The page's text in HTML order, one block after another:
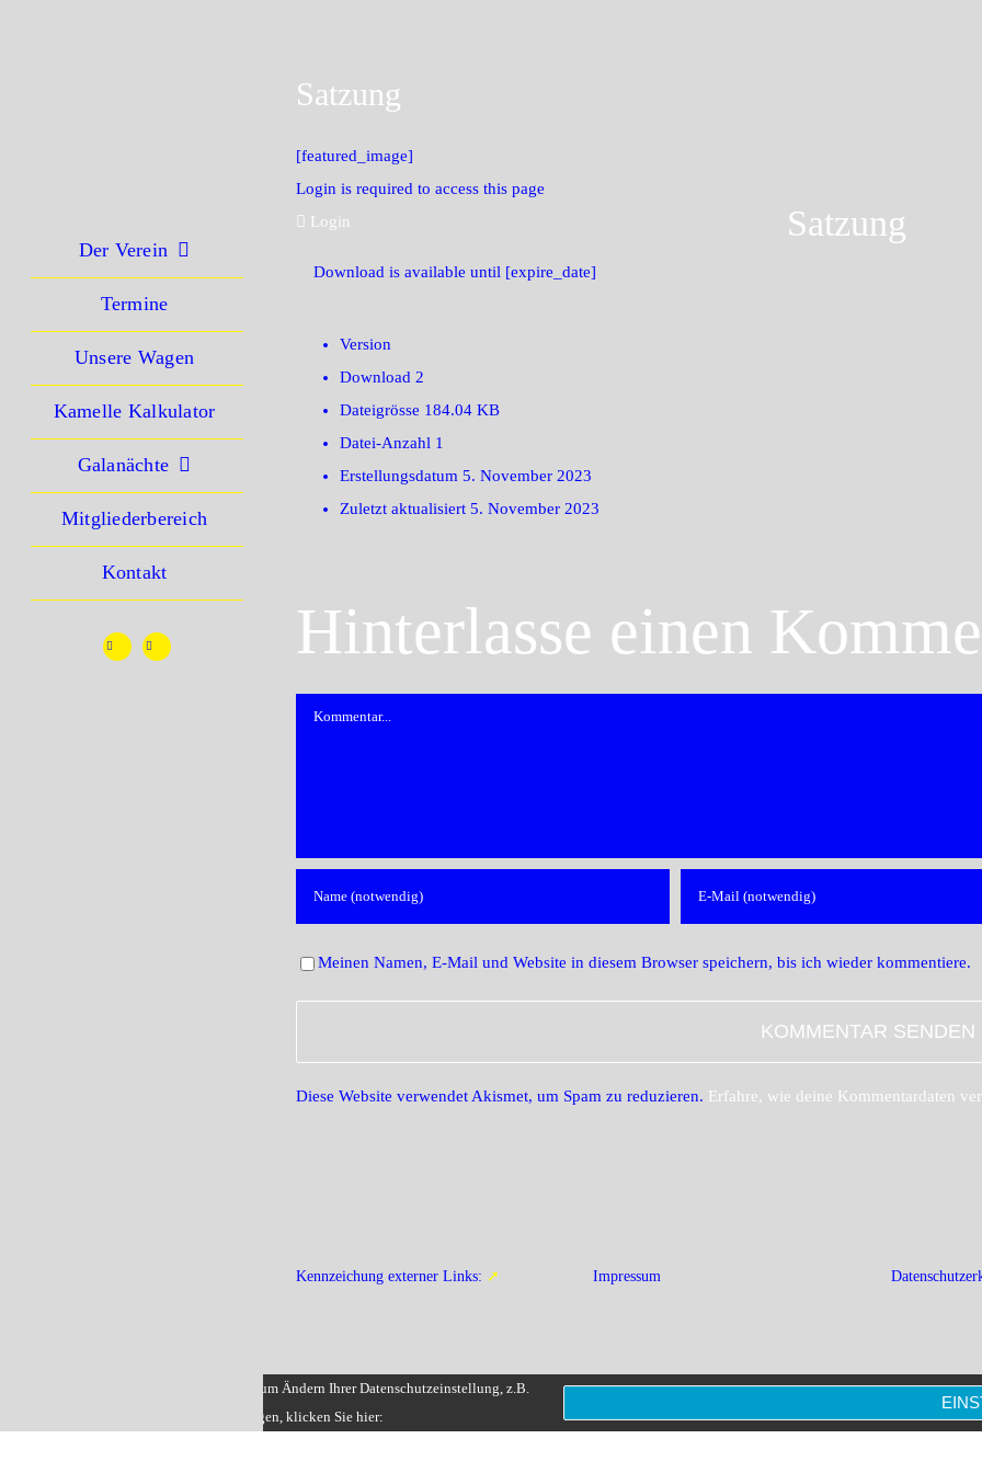
Der Verein
Termine
Unsere Wagen
Kamelle Kalkulator
Galanächte
Mitgliederbereich
Kontakt
Satzung
[featured_image]
Login is required to access this page
Login
Download is available until [expire_date]
Version
Download 2
Dateigrösse 184.04 KB
Datei-Anzahl 1
Erstellungsdatum 5. November 2023
Zuletzt aktualisiert 5. November 2023
Satzung
Hinterlasse einen
Kommentar
Meinen Namen, E-Mail und Website in diesem Browser speichern, bis ich wieder kommentiere.
Diese Website verwendet Akismet, um Spam zu reduzieren. Erfahre, wie deine Kommentardaten
Kennzeichung externer Links: ➚ Impressum
Bei uns gibt es Cookies das ganze Jahr. Zum Ändern Ihrer Datenschutzeinstellung, z.B.
Erteilung oder Widerruf von Einwilligungen, klicken Sie hier: